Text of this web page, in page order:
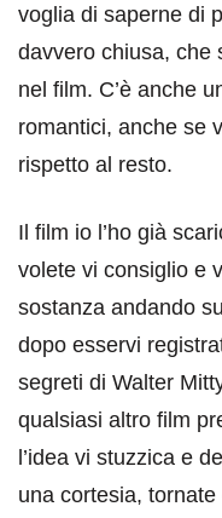
voglia di saperne di
davvero chiusa, che
nel film. C’è anche
romantici, anche se
rispetto al resto.
Il film io l’ho già
volete vi consiglio e
sostanza andando
dopo esservi
segreti di Walter
qualsiasi altro film
l’idea vi stuzzica e
una cortesia,